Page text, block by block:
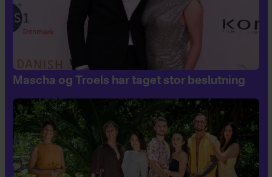
Mascha og Troels har taget stor beslutning